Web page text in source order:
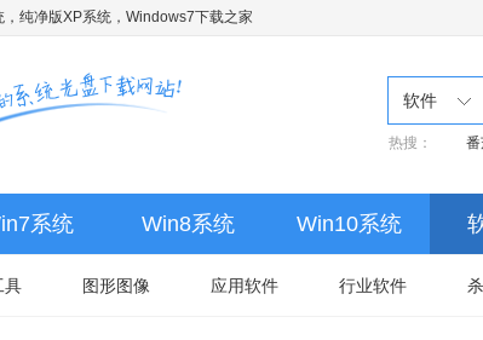
纯净版XP系统，Windows7下载之家
软件
热搜： 番
系统 Win8系统 Win10系统
具 图形图像 应用软件 行业软件